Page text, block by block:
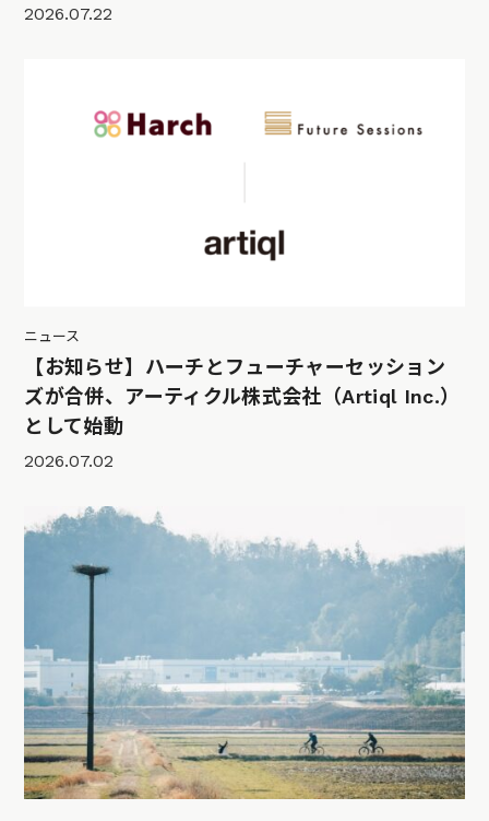
2026.07.22
ニュース
【お知らせ】ハーチとフューチャーセッション
ズが合併、アーティクル株式会社（Artiql Inc.）
として始動
2026.07.02